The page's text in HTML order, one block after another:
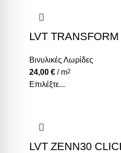
LVT
Βινυλικές Λωρίδες
24,00 € / m2
Επιλέξτε...
LVT ZENN30